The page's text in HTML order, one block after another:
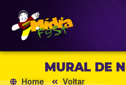
MURAL DE
Home Voltar